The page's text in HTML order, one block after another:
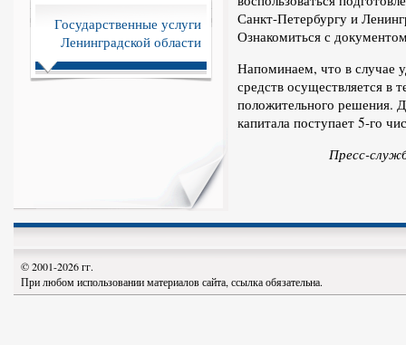
Государственные услуги
Ленинградской области
Санкт-Петербургу и
Ознакомиться с
Напоминаем, что в случае
средств осуществляется в
положительного решения.
капитала поступает 5-го
Пресс-
© 2001-2026 гг.
При любом использовании материалов сайта, ссылка обязательна.